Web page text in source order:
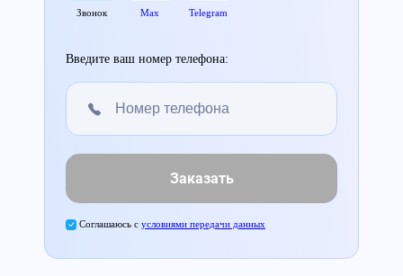
Звонок Max Telegram
Введите ваш номер телефона:
Заказать
Соглашаюсь с условиями передачи данных